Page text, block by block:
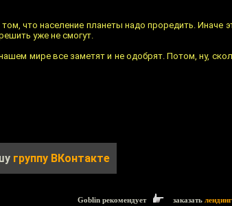
что население планеты надо проредить. Иначе
уже не смогут.
мире все заметят и не одобрят. Потом, ну,
группу ВКонтакте
Goblin рекомендует заказать лендинг